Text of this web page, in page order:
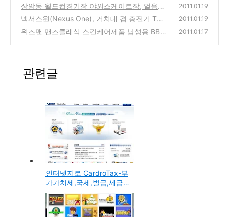
법
(0)
자!
(0)
상암동 월드컵경기장 야외스케이트장, 얼음썰
매장, 코베썰매장 개장
(0)
2011.01.19
넥서스원(Nexus One), 거치대 겸 충전기 Twi
ns Cradle 인터넷으로 구입
(0)
2011.01.19
위즈맨 맨즈클래식 스킨케어제품 남성용 BB크
2011.01.17
관련글
인터넷지로 CardroTax-부
가가치세,국세,벌금,세금
을 카드로 납부하는 방법
의 서비스 사용방법